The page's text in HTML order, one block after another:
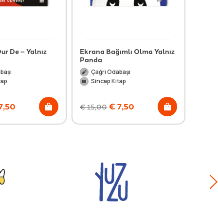
De – Yalnız
Ekrana Bağımlı Olma Yalnız
Panda
Çağrı Odabaşı
Sincap Kitap
€15,00 € 7,50